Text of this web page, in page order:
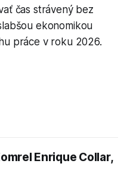
čas strávený bez
ekonomikou
práce v roku 2026.
Enrique Collar,